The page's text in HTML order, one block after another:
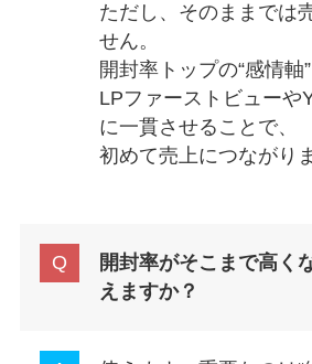
ただし、そのままでは
せん。
開封率トップの“感情軸
LPファーストビューや
に一貫させることで、
初めて売上につながり
開封率がそこまで高く
えますか？